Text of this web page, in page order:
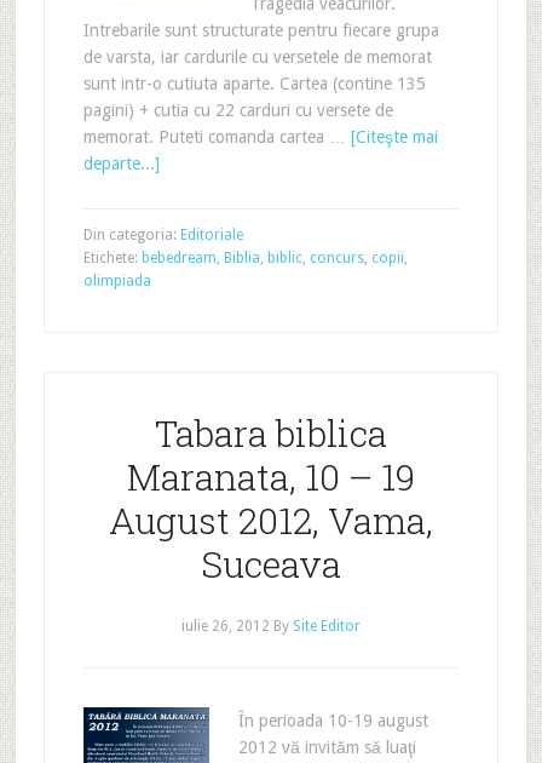
Intrebarile sunt structurate pentru fiecare grupa
de varsta, iar cardurile cu versetele de memorat
sunt intr-o cutiuta aparte. Cartea (contine 135
pagini) + cutia cu 22 carduri cu versete de
memorat. Puteti comanda cartea … [Citeşte mai
departe...]
Din categoria: Editoriale
Etichete: bebedream, Biblia, biblic, concurs, copii,
olimpiada
Tabara biblica
Maranata, 10 – 19
August 2012, Vama,
Suceava
iulie 26, 2012 By Site Editor
În perioada 10-19 august
2012 vă invităm să luaţi